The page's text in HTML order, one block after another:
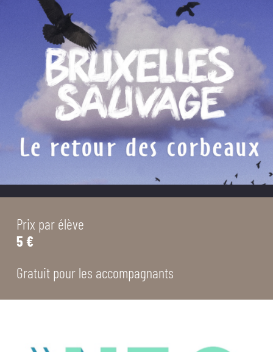
Prix par élève
5 €
Gratuit pour les accompagnants